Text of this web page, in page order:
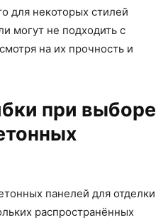
для некоторых стилей
могут не подходить с
на их прочность и
при выборе
панелей для отделки
распространённых